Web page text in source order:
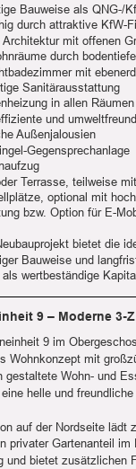
Bauweise als QNG-/
durch attraktive KfW-
Architektur mit offenen
durch
mit
Sanitärausstattung
in allen Räumen
und
Außenjalousien
Gegensprechanlage
Terrasse, teilweise
optional mit
bzw. Option für E-
bietet die
Bauweise und
wertbeständige
9 im
Wohnkonzept mit
gestaltete Wohn- und
helle und
auf der Nordseite
privater Gartenanteil
und bietet zusätzlichen
9 – Moderne 3-